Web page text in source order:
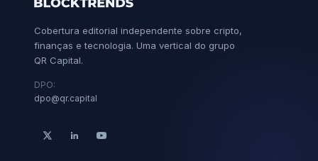
Cobertura editorial independente sobre cripto,
finanças e tecnologia. Uma vertical do grupo
QR Capital.
DPO:
dpo@qr.capital